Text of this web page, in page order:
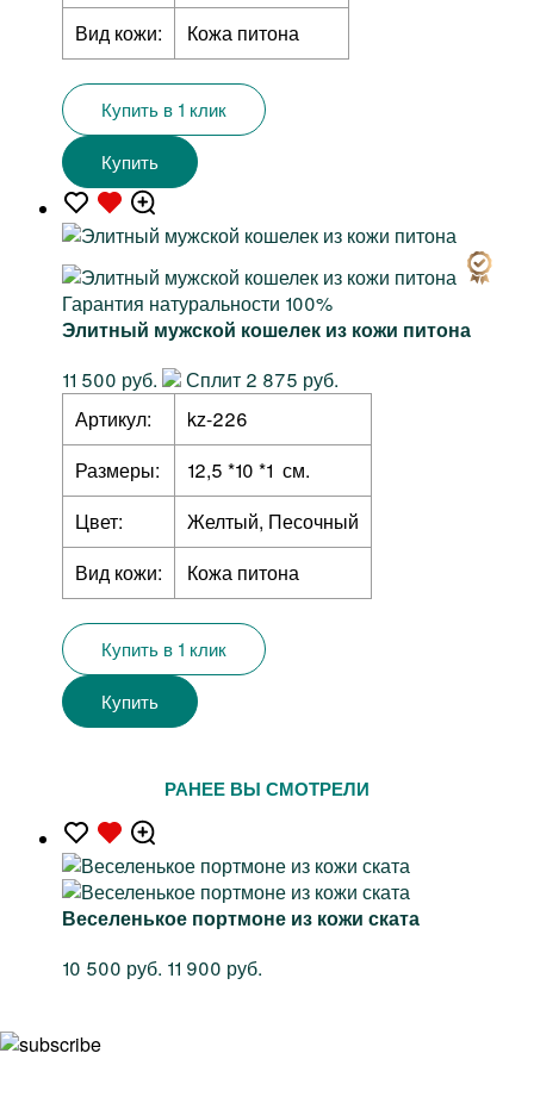
Вид кожи:
Кожа питона
Купить в 1 клик
Купить
Гарантия натуральности 100%
Элитный мужской кошелек из кожи питона
11 500 руб.
Сплит 2 875 руб.
Артикул:
kz-226
Размеры:
12,5 *10 *1 см.
Цвет:
Желтый, Песочный
Вид кожи:
Кожа питона
Купить в 1 клик
Купить
РАНЕЕ ВЫ СМОТРЕЛИ
Веселенькое портмоне из кожи ската
10 500 руб. 11 900 руб.